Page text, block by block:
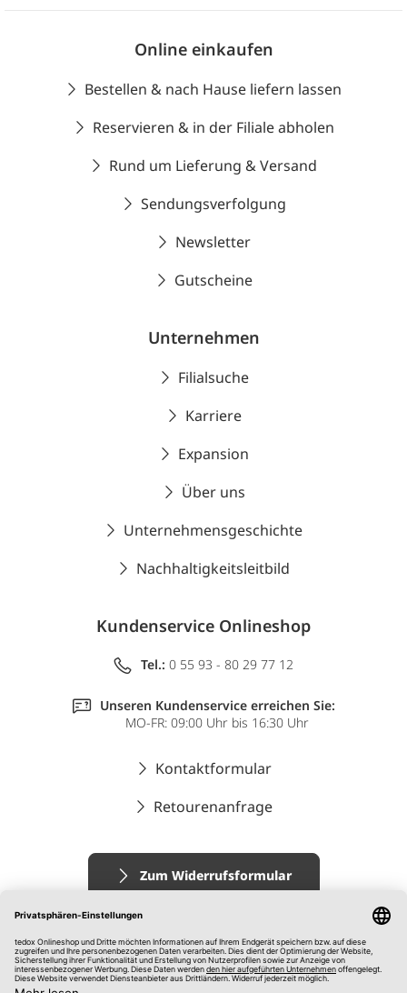
Online einkaufen
Bestellen & nach Hause liefern lassen
Reservieren & in der Filiale abholen
Rund um Lieferung & Versand
Sendungsverfolgung
Newsletter
Gutscheine
Unternehmen
Filialsuche
Karriere
Expansion
Über uns
Unternehmensgeschichte
Nachhaltigkeitsleitbild
Kundenservice Onlineshop
Tel.: 0 55 93 - 80 29 77 12
Unseren Kundenservice erreichen Sie:
MO-FR: 09:00 Uhr bis 16:30 Uhr
Kontaktformular
Retourenanfrage
Zum Widerrufsformular
Impressum
AGB